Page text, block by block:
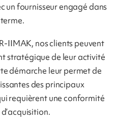
un fournisseur engagé dans
IIMAK, nos clients peuvent
stratégique de leur activité
démarche leur permet de
des principaux
requièrent une conformité